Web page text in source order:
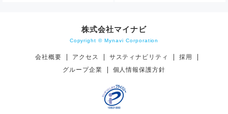
株式会社マイナビ
Copyright © Mynavi Corporation
会社概要 アクセス サスティナビリティ
採用
グループ企業
個人情報保護方針